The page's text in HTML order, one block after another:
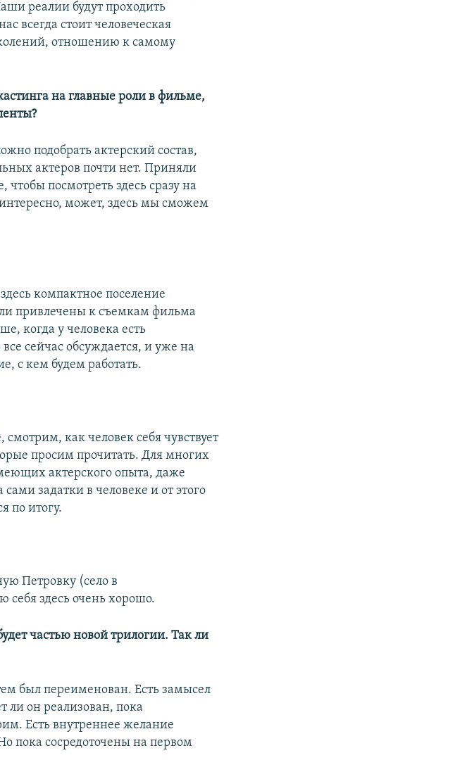
реалии будут проходить
всегда стоит человеческая
отношению к самому
на главные роли в фильме,
подобрать актерский состав,
актеров почти нет. Приняли
посмотреть здесь сразу на
может, здесь мы сможем
компактное поселение
привлечены к съемкам фильма
когда у человека есть
сейчас обсуждается, и уже на
с кем будем работать.
смотрим, как человек себя чувствует
просим прочитать. Для многих
актерского опыта, даже
задатки в человеке и от этого
по итогу.
Петровку (село в
себя здесь очень хорошо.
частью новой трилогии. Так ли
был переименован. Есть замысел
ли он реализован, пока
Есть внутреннее желание
пока сосредоточены на первом